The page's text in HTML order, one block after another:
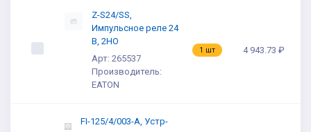
Z-S24/SS,
Импульсное реле 24
В, 2НО
Арт: 265537
Производитель:
EATON
1 шт 4 943.73 ₽
FI-125/4/003-A, Устр-